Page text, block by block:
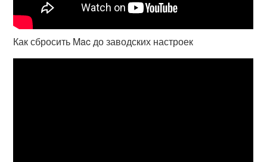
Как сбросить Mac до заводских настроек